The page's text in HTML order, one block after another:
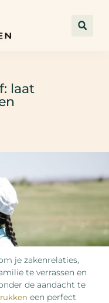
laat
je zakenrelaties,
te verrassen en
de aandacht te
een perfect